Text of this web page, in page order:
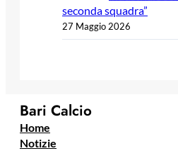
seconda squadra”
27 Maggio 2026
Bari Calcio
Home
Notizie